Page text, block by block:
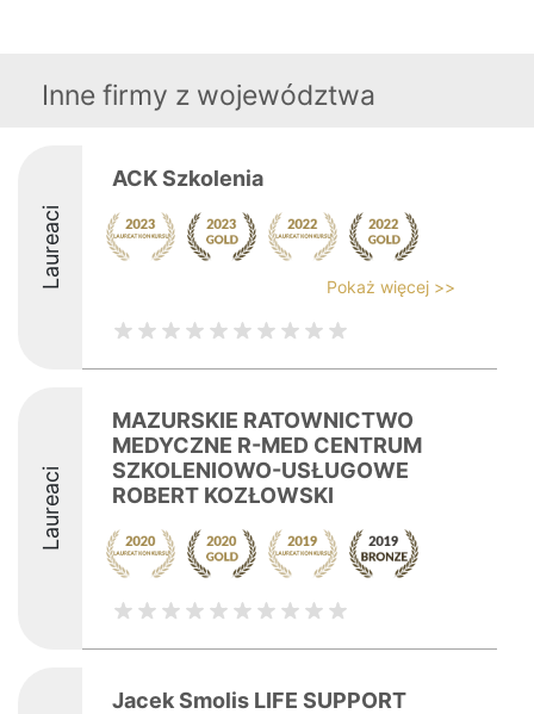
Inne firmy z województwa
Laureaci
ACK Szkolenia
Pokaż więcej >>
Laureaci
MAZURSKIE RATOWNICTWO
MEDYCZNE R-MED CENTRUM
SZKOLENIOWO-USŁUGOWE
ROBERT KOZŁOWSKI
Jacek Smolis LIFE SUPPORT